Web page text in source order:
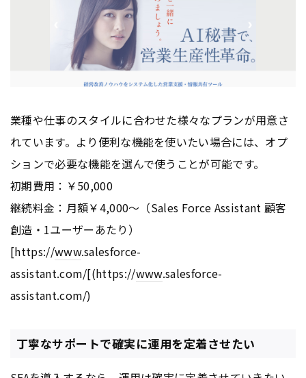
業種や仕事のスタイルに合わせた様々なプランが用意さ
れています。より便利な機能を使いたい場合には、オプ
ションで必要な機能を選んで使うことが可能です。
初期費用：￥50,000
継続料金：月額￥4,000～（Sales Force Assistant 顧客
創造・1ユーザーあたり）
[https://www.salesforce-
assistant.com/[(https://www.salesforce-
assistant.com/)
丁寧なサポートで確実に運用を定着させたい